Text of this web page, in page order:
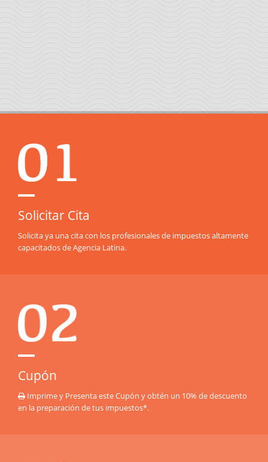
Solicitar Cita
Solicita ya una cita con los profesionales de impuestos altamente
capacitados de Agencia Latina.
Cupón
Imprime y Presenta este Cupón y obtén un 10% de descuento
en la preparación de tus impuestos*.